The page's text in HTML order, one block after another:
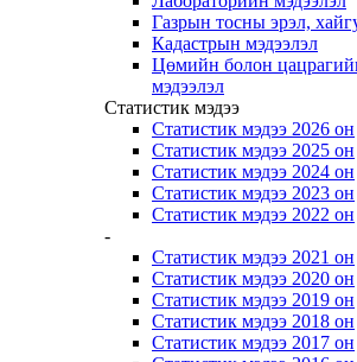
Газрын тосны эрэл,
Кадастрын мэдээлэл
Цөмийн болон
мэдээлэл
Статистик мэдээ
Статистик мэдээ 2026 он
Статистик мэдээ 2025 он
Статистик мэдээ 2024 он
Статистик мэдээ 2023 он
Статистик мэдээ 2022 он
-
Статистик мэдээ 2021 он
Статистик мэдээ 2020 он
Статистик мэдээ 2019 он
Статистик мэдээ 2018 он
Статистик мэдээ 2017 он